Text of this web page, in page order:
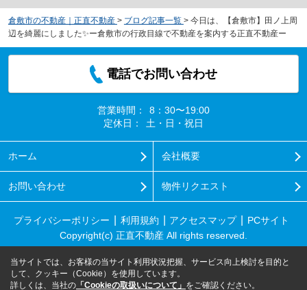
倉敷市の不動産｜正直不動産 > ブログ記事一覧 > 今日は、【倉敷市】田ノ上周
辺を綺麗にしました✨ー倉敷市の行政目線で不動産を案内する正直不動産ー
電話でお問い合わせ
営業時間：
8：30〜19:00
定休日：
土・日・祝日
ホーム 会社概要
お問い合わせ 物件リクエスト
プライバシーポリシー 利用規約 アクセスマップ
PCサイト
Copyright(c) 正直不動産 All rights reserved.
当サイトでは、お客様の当サイト利用状況把握、サービス向上検討を目的と
して、クッキー（Cookie）を使用しています。
詳しくは、当社の 「Cookieの取扱いについて」 をご確認ください。